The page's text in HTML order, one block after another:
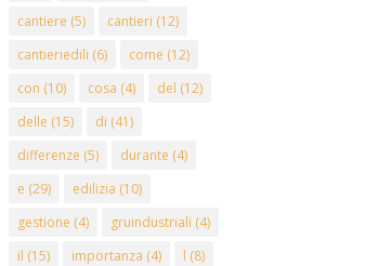
cantiere (5) cantieri (12)
cantieriedili (6) come (12)
con (10) cosa (4) del (12)
delle (15) di (41)
differenze (5) durante (4)
e (29) edilizia (10)
gestione (4) gruindustriali (4)
il (15) importanza (4) l (8)